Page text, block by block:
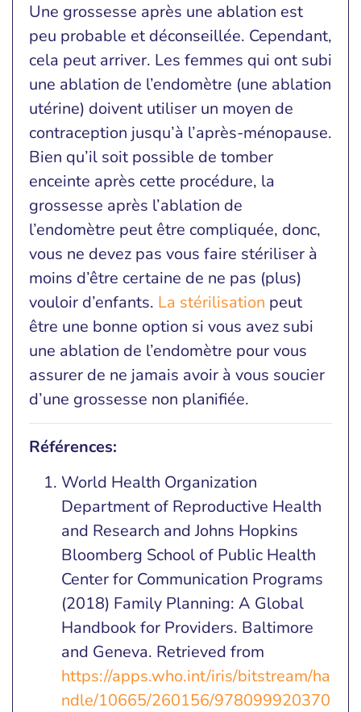
Une grossesse après une ablation est
peu probable et déconseillée. Cependant,
cela peut arriver. Les femmes qui ont subi
une ablation de l’endomètre (une ablation
utérine) doivent utiliser un moyen de
contraception jusqu’à l’après-ménopause.
Bien qu’il soit possible de tomber
enceinte après cette procédure, la
grossesse après l’ablation de
l’endomètre peut être compliquée, donc,
vous ne devez pas vous faire stériliser à
moins d’être certaine de ne pas (plus)
vouloir d’enfants. La stérilisation peut
être une bonne option si vous avez subi
une ablation de l’endomètre pour vous
assurer de ne jamais avoir à vous soucier
d’une grossesse non planifiée.
Références:
World Health Organization
Department of Reproductive Health
and Research and Johns Hopkins
Bloomberg School of Public Health
Center for Communication Programs
(2018) Family Planning: A Global
Handbook for Providers. Baltimore
and Geneva. Retrieved from
https://apps.who.int/iris/bitstream/ha
ndle/10665/260156/978099920370